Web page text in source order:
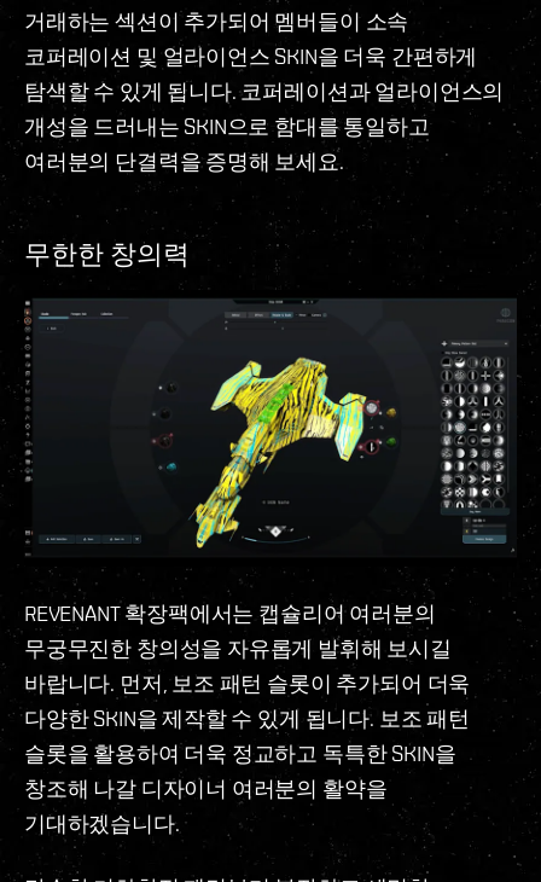
거래하는 섹션이 추가되어 멤버들이 소속
코퍼레이션 및 얼라이언스 SKIN을 더욱 간편하게
탐색할 수 있게 됩니다. 코퍼레이션과 얼라이언스의
개성을 드러내는 SKIN으로 함대를 통일하고
여러분의 단결력을 증명해 보세요.
무한한 창의력
REVENANT 확장팩에서는 캡슐리어 여러분의
무궁무진한 창의성을 자유롭게 발휘해 보시길
바랍니다. 먼저, 보조 패턴 슬롯이 추가되어 더욱
다양한 SKIN을 제작할 수 있게 됩니다. 보조 패턴
슬롯을 활용하여 더욱 정교하고 독특한 SKIN을
창조해 나갈 디자이너 여러분의 활약을
기대하겠습니다.